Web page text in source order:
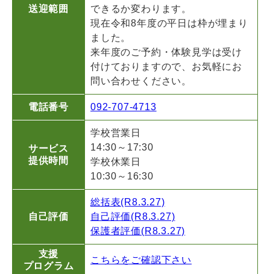
送迎範囲
できるか変わります。
現在令和8年度の平日は枠が埋まり
ました。
来年度のご予約・体験見学は受け
付けておりますので、お気軽にお
問い合わせください。
電話番号 092-707-4713
サービス
提供時間
学校営業日
14:30～17:30
学校休業日
10:30～16:30
自己評価
総括表(R8.3.27)
自己評価(R8.3.27)
保護者評価(R8.3.27)
支援
プログラム
こちらをご確認下さい